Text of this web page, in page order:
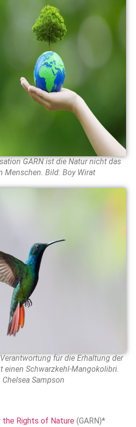
the Rights of Nature (GARN)*
GARN ist die Natur nicht das
Menschen. Bild: Boy Wirat
für die Erhaltung der
einen Schwarzkehl-Mangokolibri.
Chelsea Sampson